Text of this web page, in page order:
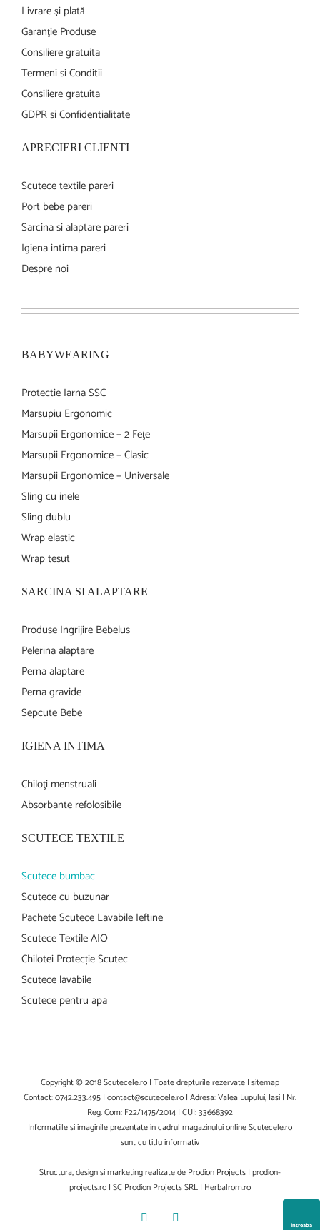
Livrare şi plată
Garanţie Produse
Consiliere gratuita
Termeni si Conditii
Consiliere gratuita
GDPR si Confidentialitate
APRECIERI CLIENTI
Scutece textile pareri
Port bebe pareri
Sarcina si alaptare pareri
Igiena intima pareri
Despre noi
BABYWEARING
Protectie Iarna SSC
Marsupiu Ergonomic
Marsupii Ergonomice – 2 Feţe
Marsupii Ergonomice – Clasic
Marsupii Ergonomice – Universale
Sling cu inele
Sling dublu
Wrap elastic
Wrap tesut
SARCINA SI ALAPTARE
Produse Ingrijire Bebelus
Pelerina alaptare
Perna alaptare
Perna gravide
Sepcute Bebe
IGIENA INTIMA
Chiloţi menstruali
Absorbante refolosibile
SCUTECE TEXTILE
Scutece bumbac
Scutece cu buzunar
Pachete Scutece Lavabile Ieftine
Scutece Textile AIO
Chilotei Protecție Scutec
Scutece lavabile
Scutece pentru apa
Copyright © 2018 Scutecele.ro | Toate drepturile rezervate | sitemap
Contact: 0742.233.495 | contact@scutecele.ro | Adresa: Valea Lupului, Iasi | Nr.
Reg. Com: F22/1475/2014 | CUI: 33668392
Informatiile si imaginile prezentate in cadrul magazinului online Scutecele.ro
sunt cu titlu informativ
Structura, design si marketing realizate de Prodion Projects | prodion-
projects.ro | SC Prodion Projects SRL | Herbalrom.ro
Facebook